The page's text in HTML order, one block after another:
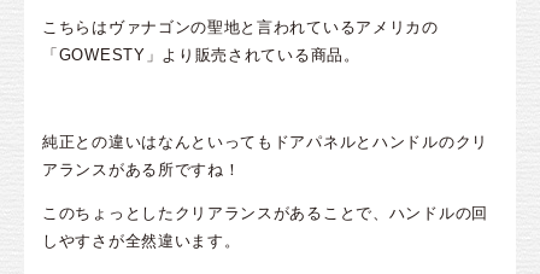
こちらはヴァナゴンの聖地と言われているアメリカの
「GOWESTY」より販売されている商品。
純正との違いはなんといってもドアパネルとハンドルのクリ
アランスがある所ですね！
このちょっとしたクリアランスがあることで、ハンドルの回
しやすさが全然違います。